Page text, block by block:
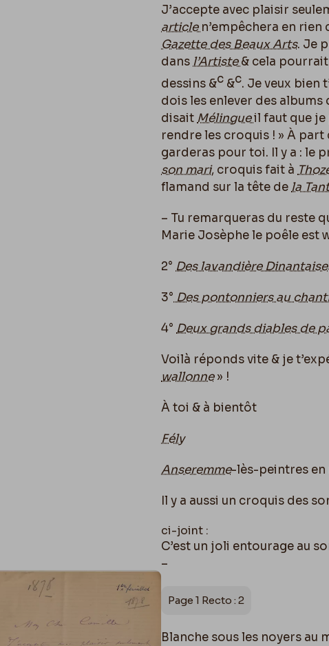
J’accepte avec plaisir
article n’empêchera en
Gazette des Beaux Arts. Je
dans l’Artiste& cela
dessins &c &c. Je veux bien
dois les enlever des albums
disait Mélingueil faut que je
rendre les croquis ! » À part
garderas pour toi. Il y a : le
son mari, croquis fait à
flamand sur la tête de la
– Tu remarqueras du reste
Marie Josèphe le poêle est
2° Des lavandière
3° Des pontonniers au
4° Deux grands diables de
Voilà réponds vite & je
wallonne» !
À toi & à bientôt
Fély
Anseremme-lès-peintres en
Il y a aussi un croquis des
ci-joint :
C’est un joli entourage au
–
Page 1 Recto : 2
Blanche sous les noyers au